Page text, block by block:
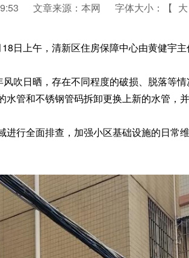
文章来源：本网 字体大小：【 大
上午，清新区住房保障中心由黄健宇
日晒，存在不同程度的破损、脱落等
管和不锈钢管码拆卸更换上新的水管，
全面排查，加强小区基础设施的日常维